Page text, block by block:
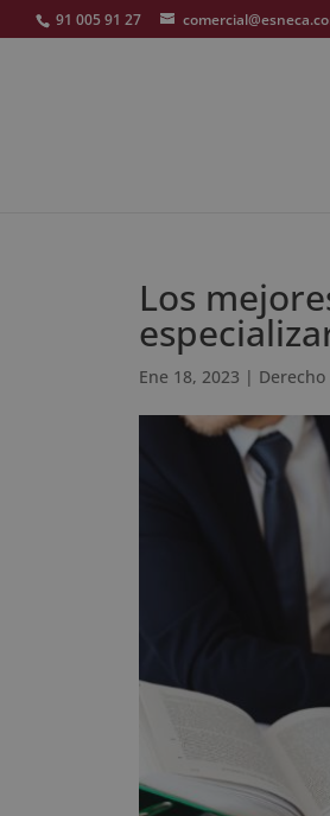
91 005 91 27
Los
Ene 18, 2023 | Derecho